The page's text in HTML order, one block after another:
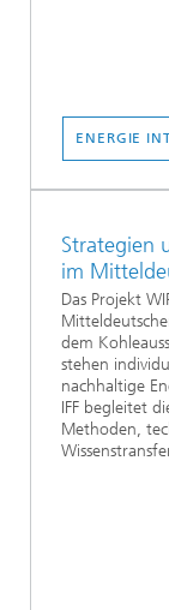
ENERGIE
Strategien
im
Das Projekt
dem
stehen
nachhaltige
IFF begleitet
Methoden,